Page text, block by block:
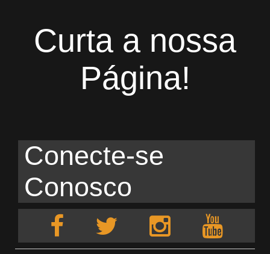
Curta a nossa
Página!
Conecte-se
Conosco